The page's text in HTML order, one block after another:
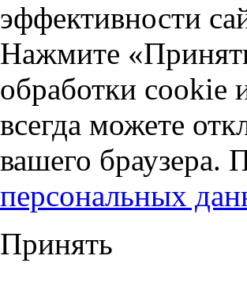
эффективности
Нажмите
обработки
всегда можете
вашего браузера.
персональных
Принять